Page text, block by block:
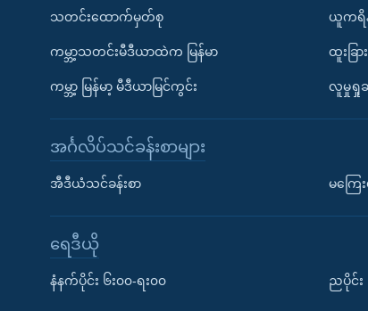
သတင်းထောက်မှတ်စု
ကမ္ဘာ့သတင်းမီဒီယာထဲက မြန်မာ
ကမ္ဘာ့ မြန်မာ့ မီဒီယာမြင်ကွင်း
ယူကရိန်
ထူးခြာ
လူမှုရှုခ
အင်္ဂလိပ်သင်ခန်းစာများ
အီဒီယံသင်ခန်းစာ မကြေ
ရေဒီယို
နံနက်ပိုင်း ၆း၀၀-ရး၀၀ ညပိုင်း